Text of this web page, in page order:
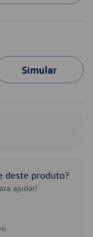
Simular
deste produto?
ajudar!